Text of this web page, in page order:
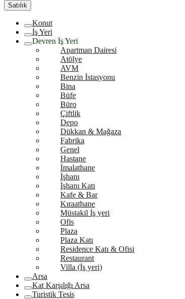
Satılık
Konut
İş Yeri
Devren İş Yeri
Apartman Dairesi
Atölye
AVM
Benzin İstasyonu
Bina
Büfe
Büro
Çiftlik
Depo
Dükkan & Mağaza
Fabrika
Genel
Hastane
İmalathane
İşhanı
İşhanı Katı
Kafe & Bar
Kıraathane
Müstakil İş yeri
Ofis
Plaza
Plaza Katı
Residence Katı & Ofisi
Restaurant
Villa (İş yeri)
Arsa
Kat Karşılığı Arsa
Turistik Tesis